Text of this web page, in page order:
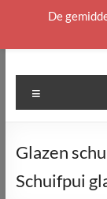
naar
Glazen
Schuifpui
De